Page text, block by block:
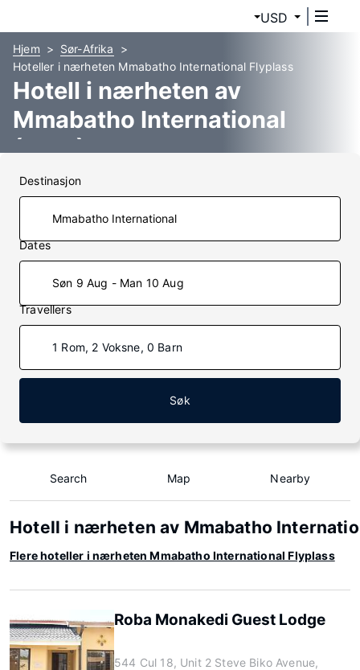
USD
Hjem
Sør-Afrika
Hoteller i nærheten Mmabatho International Flyplass
Hotell i nærheten av
Mmabatho International
(MBD)
Destinasjon
Dates
Søn 9 Aug - Man 10 Aug
Travellers
1 Rom, 2 Voksne, 0 Barn
Søk
Search Map Nearby
Hotell i nærheten av Mmabatho
Flere hoteller i nærheten Mmabatho International Flyplass
Roba Monakedi Guest Lodge
544 Cul 18, Unit 2 Steve Biko Avenue,